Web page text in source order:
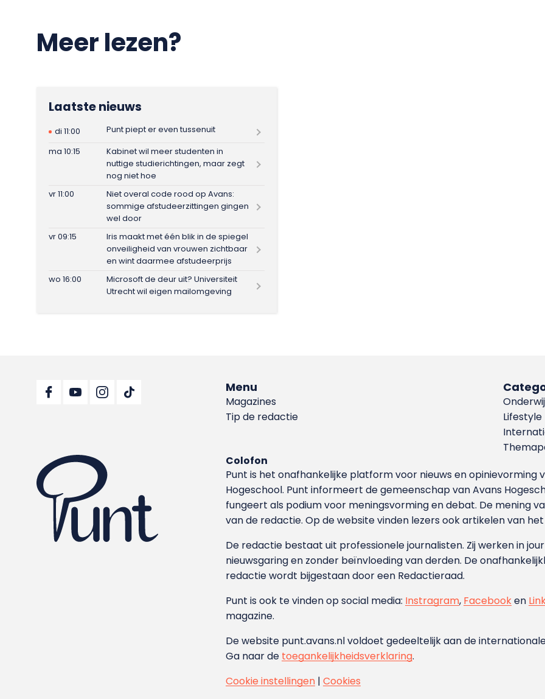
Meer lezen?
Laatste nieuws
di 11:00
Punt piept er even tussenuit
ma 10:15
Kabinet wil meer studenten in
nuttige studierichtingen, maar zegt
nog niet hoe
vr 11:00
Niet overal code rood op Avans:
sommige afstudeerzittingen gingen
wel door
vr 09:15
Iris maakt met één blik in de spiegel
onveiligheid van vrouwen zichtbaar
en wint daarmee afstudeerprijs
wo 16:00
Microsoft de deur uit? Universiteit
Utrecht wil eigen mailomgeving
Menu
Magazines
Tip de redactie
Lifestyle
Colofon
Punt is het onafhankelijke platform voor nieuws en
Hoge­school. Punt informeert de gemeenschap van Avans
fungeert als podium voor meningsvorming en debat. De mening
van de redactie. Op de website vinden lezers ook artikelen van
De redactie bestaat uit professionele journalisten. Zij werken in
nieuwsgaring en zonder beïnvloeding van derden. De
redactie wordt bijgestaan door een Redactieraad.
Punt is ook te vinden op social media: Instragram, Facebooken
magazine.
De website punt.avans.nl voldoet gedeeltelijk aan de
Ga naar de toegankelijkheidsverklaring.
Cookie instellingen |Cookies